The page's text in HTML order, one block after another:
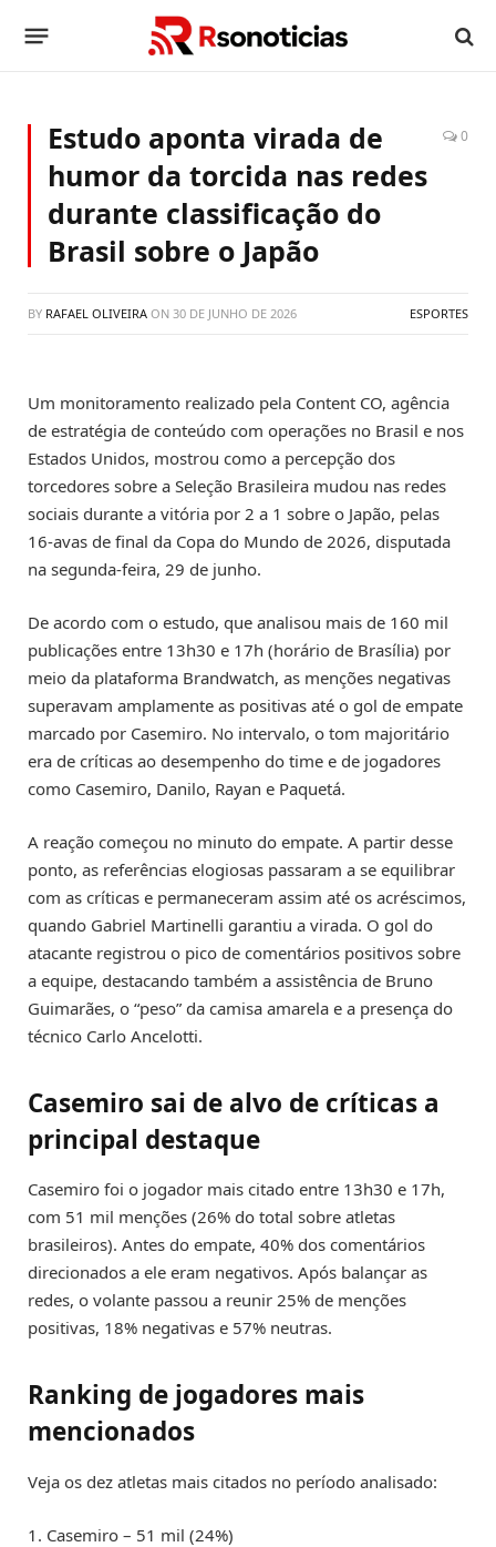
Estudo aponta virada de
humor da torcida nas redes
durante classificação do
Brasil sobre o Japão
0
BY RAFAEL OLIVEIRA ON 30 DE JUNHO DE 2026 ESPORTES
Um monitoramento realizado pela Content CO, agência
de estratégia de conteúdo com operações no Brasil e nos
Estados Unidos, mostrou como a percepção dos
torcedores sobre a Seleção Brasileira mudou nas redes
sociais durante a vitória por 2 a 1 sobre o Japão, pelas
16-avas de final da Copa do Mundo de 2026, disputada
na segunda-feira, 29 de junho.
De acordo com o estudo, que analisou mais de 160 mil
publicações entre 13h30 e 17h (horário de Brasília) por
meio da plataforma Brandwatch, as menções negativas
superavam amplamente as positivas até o gol de empate
marcado por Casemiro. No intervalo, o tom majoritário
era de críticas ao desempenho do time e de jogadores
como Casemiro, Danilo, Rayan e Paquetá.
A reação começou no minuto do empate. A partir desse
ponto, as referências elogiosas passaram a se equilibrar
com as críticas e permaneceram assim até os acréscimos,
quando Gabriel Martinelli garantiu a virada. O gol do
atacante registrou o pico de comentários positivos sobre
a equipe, destacando também a assistência de Bruno
Guimarães, o “peso” da camisa amarela e a presença do
técnico Carlo Ancelotti.
Casemiro sai de alvo de críticas a
principal destaque
Casemiro foi o jogador mais citado entre 13h30 e 17h,
com 51 mil menções (26% do total sobre atletas
brasileiros). Antes do empate, 40% dos comentários
direcionados a ele eram negativos. Após balançar as
redes, o volante passou a reunir 25% de menções
positivas, 18% negativas e 57% neutras.
Ranking de jogadores mais
mencionados
Veja os dez atletas mais citados no período analisado:
1. Casemiro – 51 mil (24%)